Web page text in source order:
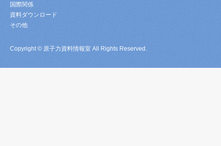
国際関係
資料ダウンロード
その他
Copyright © 原子力資料情報室 All Rights Reserved.